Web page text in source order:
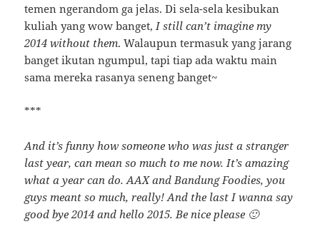
temen ngerandom ga jelas. Di sela-sela kesibukan
kuliah yang wow banget, I still can’t imagine my
2014 without them. Walaupun termasuk yang jarang
banget ikutan ngumpul, tapi tiap ada waktu main
sama mereka rasanya seneng banget~
***
And it’s funny how someone who was just a stranger
last year, can mean so much to me now. It’s amazing
what a year can do. AAX and Bandung Foodies, you
guys meant so much, really! And the last I wanna say
good bye 2014 and hello 2015. Be nice please 🙂